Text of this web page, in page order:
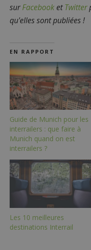
surFacebook etTwitter
qu'elles sont publiées !
EN RAPPORT
Guide de Munich pour les
interrailers : que faire à
Munich quand on est
interrailers ?
Les 10 meilleures
destinations Interrail